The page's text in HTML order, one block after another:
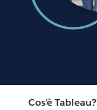
Cos'è Tableau?